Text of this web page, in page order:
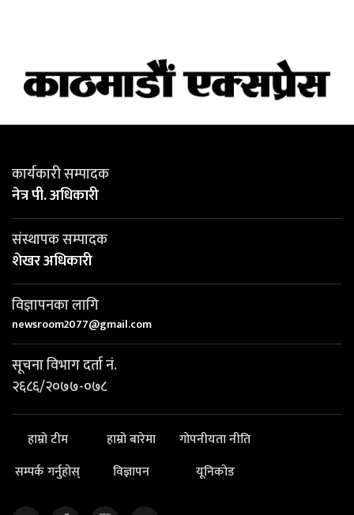
कार्यकारी सम्पादक
नेत्र पी. अधिकारी
संस्थापक सम्पादक
शेखर अधिकारी
विज्ञापनका लागि
newsroom2077@gmail.com
सूचना विभाग दर्ता नं.
२६८६/२०७७-०७८
हाम्रो टीम हाम्रो बारेमा
गोपनीयता नीति
सम्पर्क गर्नुहोस्
विज्ञापन यूनिकोड